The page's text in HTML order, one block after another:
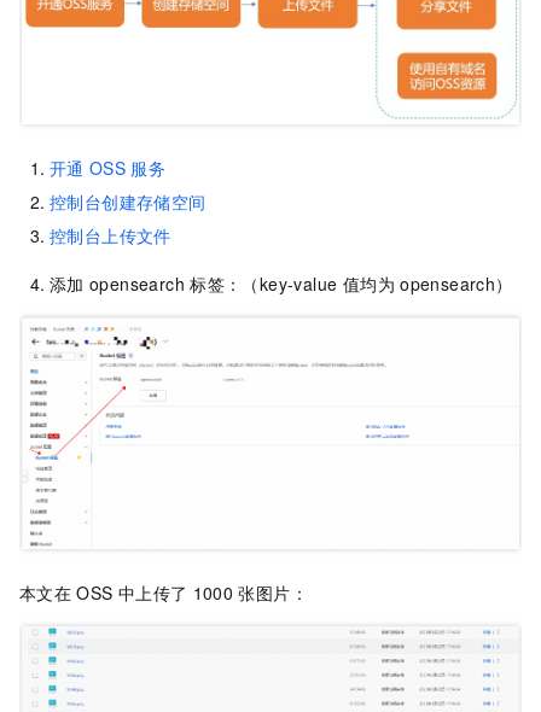
开通 OSS 服务
控制台创建存储空间
控制台上传文件
添加 opensearch 标签：（key-value 值均为 opensearch）
本文在 OSS 中上传了 1000 张图片：